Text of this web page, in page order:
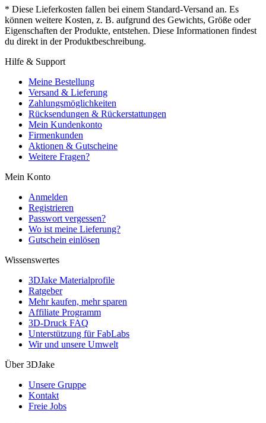
* Diese Lieferkosten fallen bei einem Standard-Versand an. Es
können weitere Kosten, z. B. aufgrund des Gewichts, Größe oder
Eigenschaften der Produkte, entstehen. Diese Informationen findest
du direkt in der Produktbeschreibung.
Hilfe & Support
Meine Bestellung
Versand & Lieferung
Zahlungsmöglichkeiten
Rücksendungen & Rückerstattungen
Mein Kundenkonto
Firmenkunden
Aktionen & Gutscheine
Weitere Fragen?
Mein Konto
Anmelden
Registrieren
Passwort vergessen?
Wo ist meine Lieferung?
Gutschein einlösen
Wissenswertes
3DJake Materialprofile
Ratgeber
Mehr kaufen, mehr sparen
Affiliate Programm
3D-Druck FAQ
Unterstützung für FabLabs
Wir und unsere Umwelt
Über 3DJake
Unsere Gruppe
Kontakt
Freie Jobs